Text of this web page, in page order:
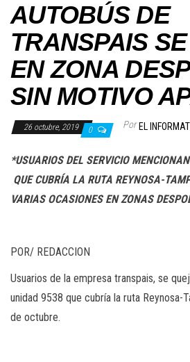
AUTOBÚS DE
TRANSPAIS
EN ZONA
SIN MOTIVO
26 octubre, 2019 0 Por EL
*USUARIOS DEL SERVICIO
QUE CUBRÍA LA RUTA REYNOSA-
VARIAS OCASIONES EN ZONAS
POR/ REDACCION
Usuarios de la empresa transpais, se
unidad 9538 que cubría la ruta Reynosa-
de octubre.